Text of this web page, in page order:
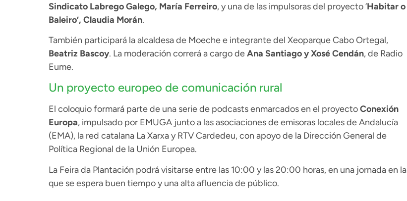
Sindicato Labrego Galego, María Ferreiro, y una de las impulsoras del proyecto ‘Habitar o
Baleiro’, Claudia Morán.
También participará la alcaldesa de Moeche e integrante del Xeoparque Cabo Ortegal,
Beatriz Bascoy. La moderación correrá a cargo deAna Santiago y Xosé Cendán, de Radio
Eume.
Un proyecto europeo de comunicación rural
El coloquio formará parte de una serie de podcasts enmarcados en el proyectoConexión
Europa, impulsado por EMUGA junto a las asociaciones de emisoras locales de Andalucía
(EMA), la red catalana La Xarxa y RTV Cardedeu, con apoyo de la Dirección General de
Política Regional de la Unión Europea.
La Feira da Plantación podrá visitarse entre las 10:00 y las 20:00 horas, en una jornada en la
que se espera buen tiempo y una alta afluencia de público.